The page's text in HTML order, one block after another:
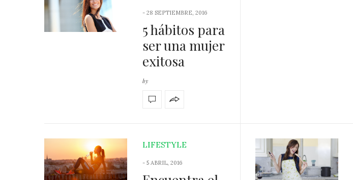
- 28 SEPTIEMBRE, 2016
5 hábitos para
ser una mujer
exitosa
by
LIFESTYLE
- 5 ABRIL, 2016